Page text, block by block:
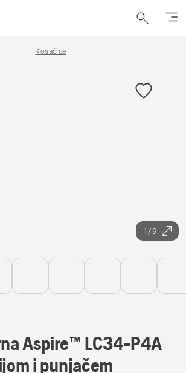
Kosačice
1/9
Aspire™ LC34-P4A
i punjačem